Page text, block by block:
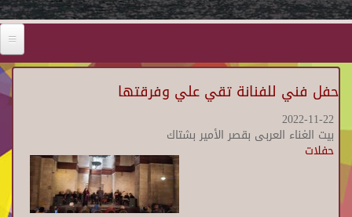
حفل فني للفنانة تقي علي وفرقتها
2022-11-22
بيت الغناء العربى بقصر الأمير بشتاك
حفلات